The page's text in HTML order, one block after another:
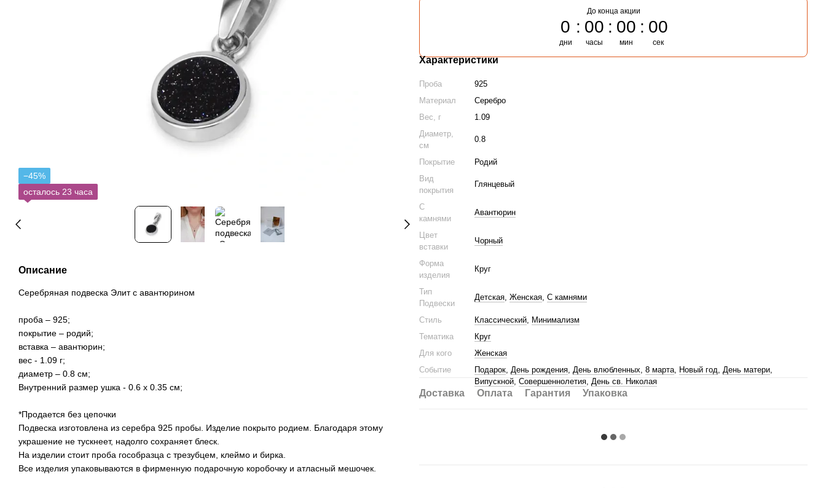
−45%
осталось 23 часа
Описание
Серебряная подвеска Элит с авантюрином
проба – 925;
покрытие – родий;
вставка – авантюрин;
вес - 1.09 г;
диаметр – 0.8 см;
Внутренний размер ушка - 0.6 х 0.35 см;
*Продается без цепочки
Подвеска изготовлена ​​из серебра 925 пробы. Изделие покрыто родием. Благодаря этому
украшение не тускнеет, надолго сохраняет блеск.
На изделии стоит проба гособразца с трезубцем, клеймо и бирка.
Все изделия упаковываются в фирменную подарочную коробочку и атласный мешочек.
До конца акции
0
дни
00
часы
00
мин
00
сек
Характеристики
Проба
925
Материал
Серебро
Вес, г
1.09
Диаметр,
см
0.8
Покрытие
Родий
Вид
покрытия
Глянцевый
С
камнями
Авантюрин
Цвет
вставки
Чорный
Форма
изделия
Круг
Тип
Подвески
Детская, Женская, С камнями
Стиль Классический, Минимализм
Тематика
Круг
Для кого
Женская
Событие
Подарок, День рождения, День влюбленных, 8 марта, Новый год, День матери,
Випускной, Совершеннолетия, День св. Николая
Доставка Оплата Гарантия Упаковка